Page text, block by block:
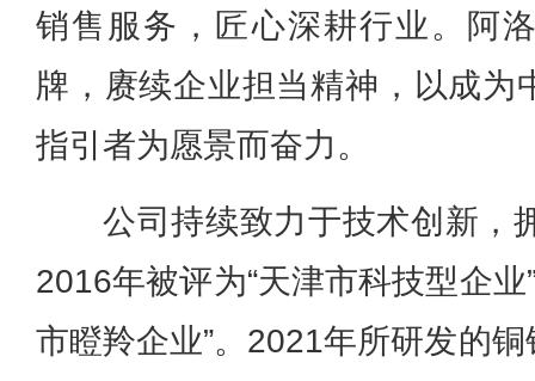
销售服务，匠心深耕行业。阿
牌，赓续企业担当精神，以成为
指引者为愿景而奋力。
公司持续致力于技术创新，
2016年被评为“天津市科技型企
市瞪羚企业”。2021年所研发的